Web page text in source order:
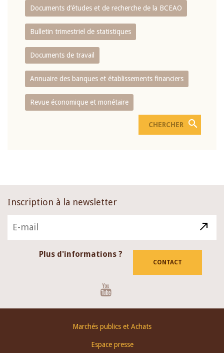
Documents d’études et de recherche de la BCEAO
Bulletin trimestriel de statistiques
Documents de travail
Annuaire des banques et établissements financiers
Revue économique et monétaire
Inscription à la newsletter
Plus d'informations ?
CONTACT
Marchés publics et Achats
Espace presse